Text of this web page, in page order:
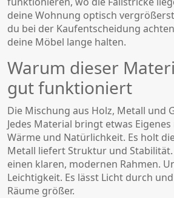
deine Wohnung optisch
du bei der Kaufentscheidung
deine Möbel lange halten.
Warum dieser
gut funktioniert
Die Mischung aus Holz, Metall und
Jedes Material bringt etwas Eigenes
Wärme und Natürlichkeit. Es holt
Metall liefert Struktur und Stabilität.
einen klaren, modernen Rahmen.
Leichtigkeit. Es lässt Licht durch
Räume größer.